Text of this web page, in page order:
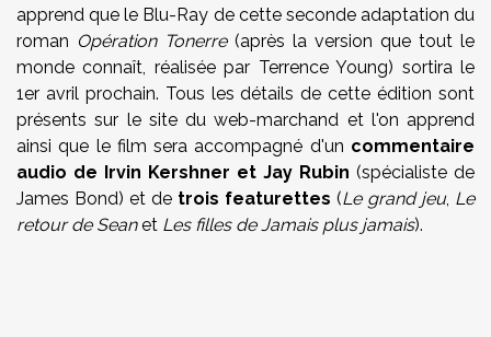
apprend que le Blu-Ray de cette seconde adaptation du
roman Opération Tonerre(après la version que tout le
monde connaît, réalisée par Terrence Young) sortira le
1er avril prochain. Tous les détails de cette édition sont
présents sur le site du web-marchand et l'on apprend
ainsi que le film sera accompagné d'un commentaire
audio de Irvin Kershner et Jay Rubin (spécialiste de
James Bond) et de trois featurettes (Le grand jeu, Le
retour de Seanet Les filles de Jamais plus jamais).